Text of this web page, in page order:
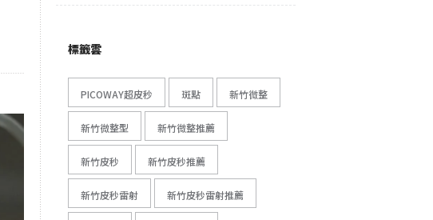
標籤雲
PICOWAY超皮秒 斑點 新竹微整
新竹微整型 新竹微整推薦
新竹皮秒 新竹皮秒推薦
新竹皮秒雷射 新竹皮秒雷射推薦